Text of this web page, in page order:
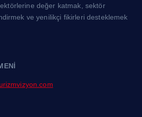
değer katmak, sektör
ve yenilikçi fikirleri desteklemek